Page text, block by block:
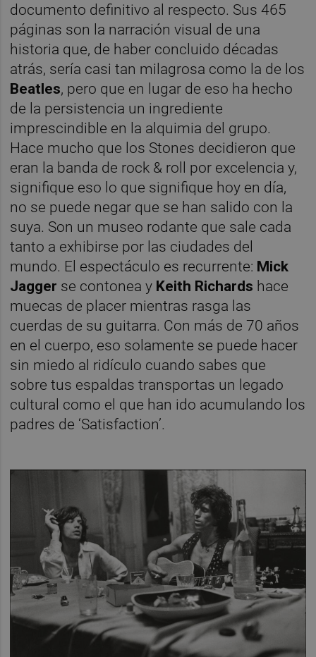
documento definitivo al respecto. Sus 465
páginas son la narración visual de una
historia que, de haber concluido décadas
atrás, sería casi tan milagrosa como la de los
Beatles, pero que en lugar de eso ha hecho
de la persistencia un ingrediente
imprescindible en la alquimia del grupo.
Hace mucho que los Stones decidieron que
eran la banda de rock & roll por excelencia y,
signifique eso lo que signifique hoy en día,
no se puede negar que se han salido con la
suya. Son un museo rodante que sale cada
tanto a exhibirse por las ciudades del
mundo. El espectáculo es recurrente: Mick
Jagger se contonea y Keith Richards hace
muecas de placer mientras rasga las
cuerdas de su guitarra. Con más de 70 años
en el cuerpo, eso solamente se puede hacer
sin miedo al ridículo cuando sabes que
sobre tus espaldas transportas un legado
cultural como el que han ido acumulando los
padres de ‘Satisfaction’.